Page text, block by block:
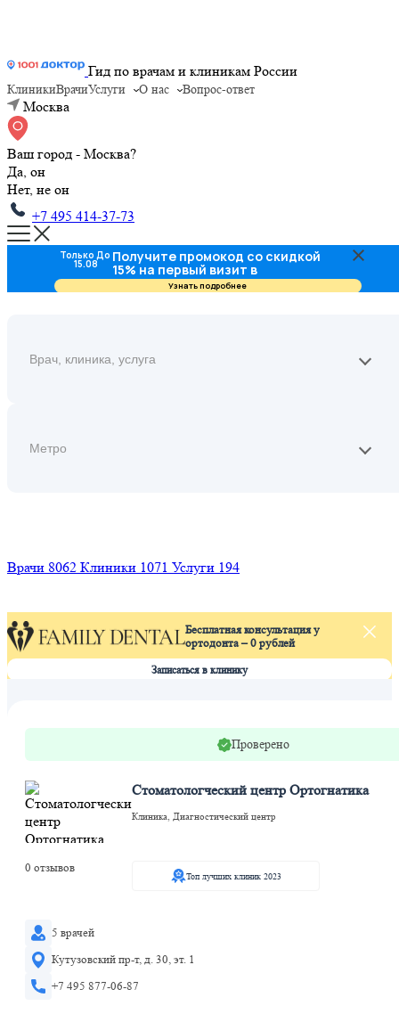
Гид по врачам и клиникам России
КлиникиВрачиУслуги О нас Вопрос-ответ
Москва
Ваш город - Москва?
Да, он
Нет, не он
+7 495 414-37-73
Врачи 8062 Клиники 1071 Услуги 194
Бесплатная консультация у
ортодонта – 0 рублей
Записаться в клинику
Проверено
Стоматологческий центр Ортогнатика
Клиника, Диагностический центр
0 отзывов
Топ лучших клиник 2023
5 врачей
Кутузовский пр-т, д. 30, эт. 1
+7 495 877-06-87
Только До
15.08 Получите промокод со скидкой
15% на первый визит в
стоматологию
Узнать подробнее